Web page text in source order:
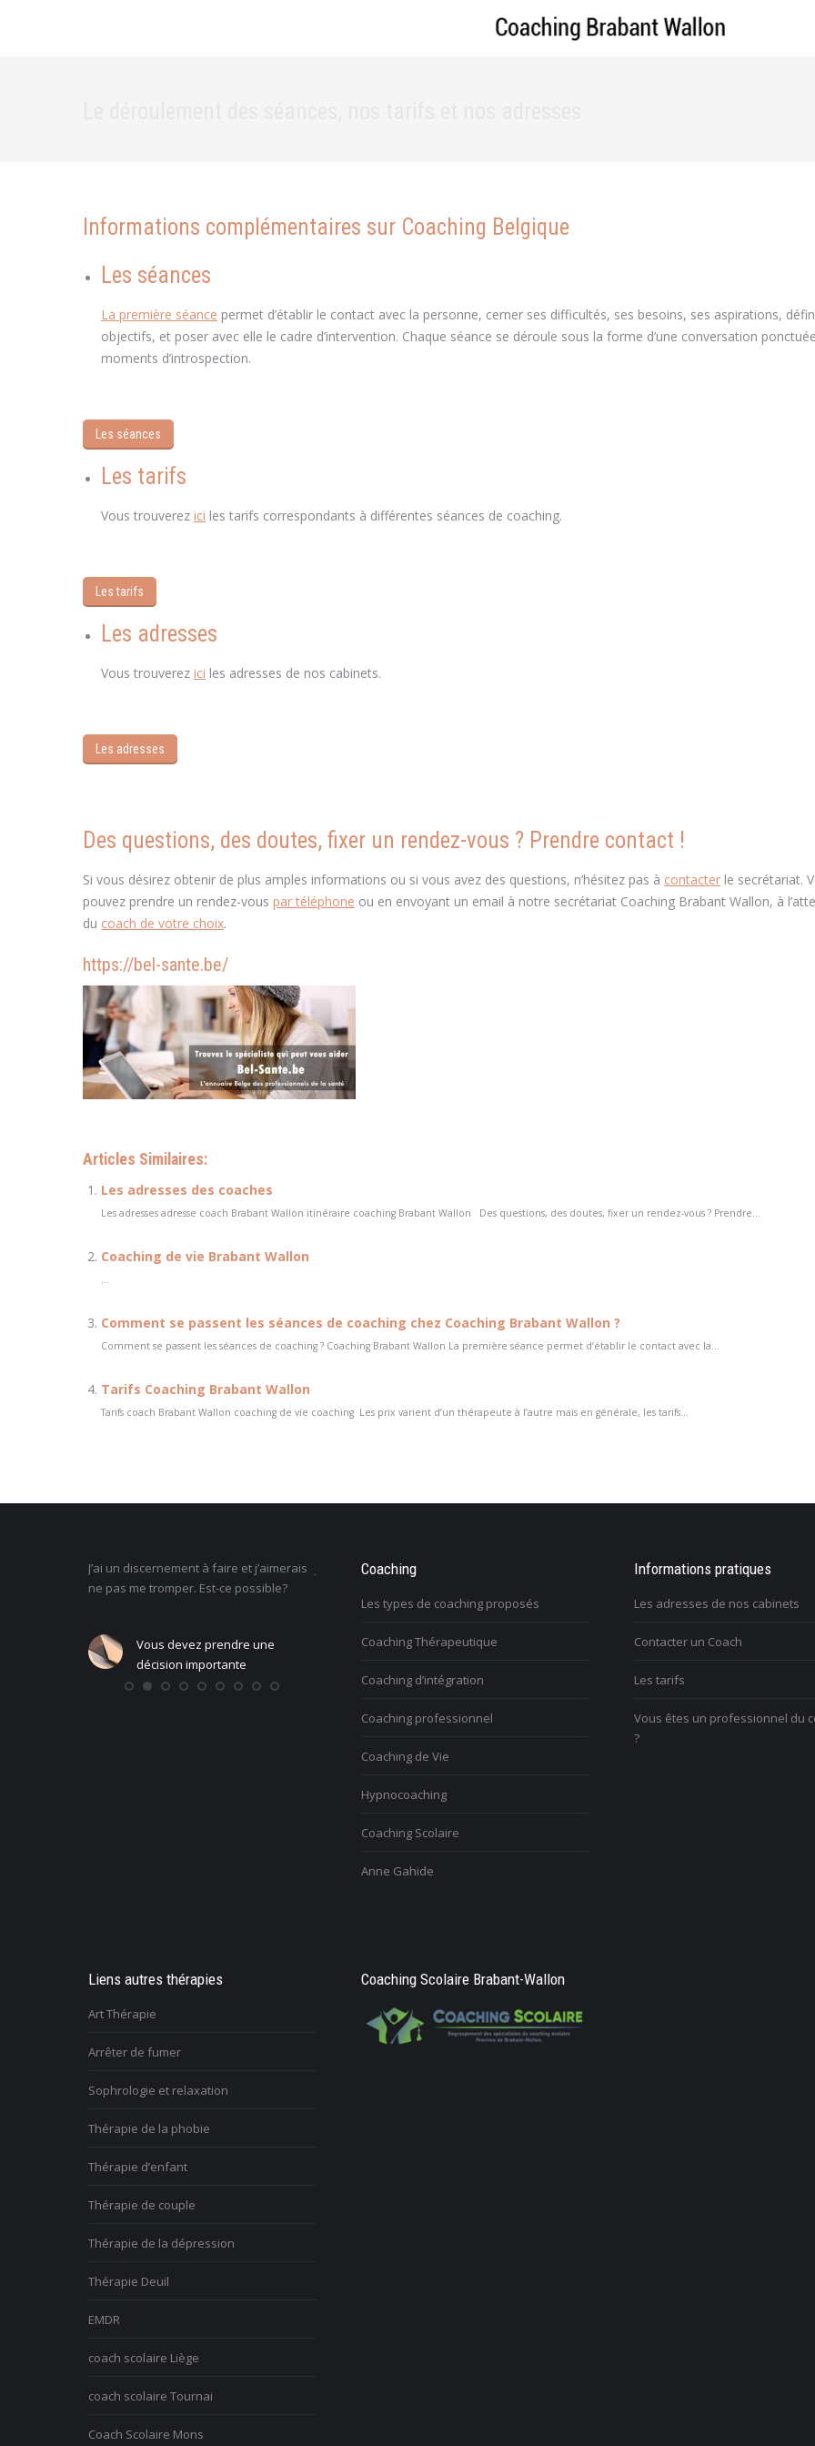
Informations complémentaires sur Coaching Belgique
Les séances
La première séance permet d’établir le contact avec la personne, cerner ses difficultés, ses besoins, ses aspirations,
objectifs, et poser avec elle le cadre d’intervention. Chaque séance se déroule sous la forme d’une conversation
moments d’introspection.
Les séances
Les tarifs
Vous trouverez ici les tarifs correspondants à différentes séances de coaching.
Les tarifs
Les adresses
Vous trouverez ici les adresses de nos cabinets.
Les adresses
Des questions, des doutes, fixer un rendez-vous ? Prendre contact !
Si vous désirez obtenir de plus amples informations ou si vous avez des questions, n’hésitez pas à contacter le secrétariat.
pouvez prendre un rendez-vous par téléphone ou en envoyant un email à notre secrétariat Coaching Brabant Wallon, à
du coach de votre choix.
https://bel-sante.be/
Articles Similaires:
Les adresses des coaches
Les adresses adresse coach Brabant Wallon itinéraire coaching Brabant Wallon Des questions, des doutes, fixer un rendez-vous ? Prendre...
Coaching de vie Brabant Wallon
...
Comment se passent les séances de coaching chez Coaching Brabant Wallon ?
Comment se passent les séances de coaching ? Coaching Brabant Wallon La première séance permet d’établir le contact avec la...
Tarifs Coaching Brabant Wallon
Tarifs coach Brabant Wallon coaching de vie coaching Les prix varient d’un thérapeute à l’autre mais en générale, les tarifs...
J’ai un discernement à faire et j’aimerais
ne pas me tromper. Est-ce possible?
Vous devez prendre une
décision importante
Je ne sais pas ce que je veux faire dans
Vous voulez trouver votre voix
Une tuile m’est tombée dessus et j’ai
personnelle
On
issue?
Coaching
Les types de coaching proposés
Coaching Thérapeutique
Coaching d’intégration
Coaching professionnel
Coaching de Vie
Hypnocoaching
Coaching Scolaire
Anne Gahide
Informations pratiques
Les adresses de nos cabinets
Contacter un Coach
Les tarifs
Vous êtes un professionnel du
?
Liens autres thérapies
Art Thérapie
Arrêter de fumer
Sophrologie et relaxation
Thérapie de la phobie
Thérapie d’enfant
Thérapie de couple
Thérapie de la dépression
Thérapie Deuil
EMDR
coach scolaire Liège
coach scolaire Tournai
Coach Scolaire Mons
Coaching Scolaire Brabant-Wallon